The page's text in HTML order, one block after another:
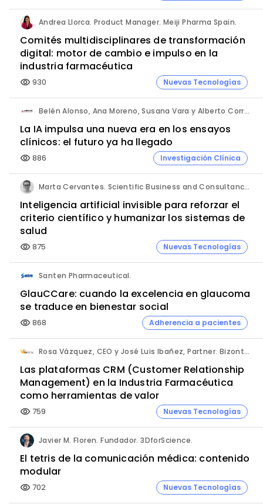
Andrea Llorca. Product Manager. Meiji Pharma Spain.
Comités multidisciplinares de transformación
digital: motor de cambio e impulso en la
industria farmacéutica
visibility 930 Nuevas Tecnologías
Belén Alonso, Ana Moreno, Susana Vara y Alberto Corral. Apices.
La IA impulsa una nueva era en los ensayos
clínicos: el futuro ya ha llegado
visibility 886 Investigación Clínica
Marta Cervantes. Scientific Business and Consultancy. Punta Alta.
Inteligencia artificial invisible para reforzar el
criterio científico y humanizar los sistemas de
salud
visibility 875 Nuevas Tecnologías
Santen Pharmaceutical.
GlauCCare: cuando la excelencia en glaucoma
se traduce en bienestar social
visibility 868 Adherencia a pacientes
Rosa Vázquez, CEO y José Luis Ibañez, Partner. Bizontop Group, SL.
Las plataformas CRM (Customer Relationship
Management) en la Industria Farmacéutica
como herramientas de valor
visibility 759 Nuevas Tecnologías
Javier M. Floren. Fundador. 3DforScience.
El tetris de la comunicación médica: contenido
modular
visibility 702 Nuevas Tecnologías